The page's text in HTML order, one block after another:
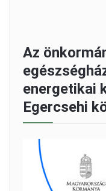
Az
energetikai
Egercsehi